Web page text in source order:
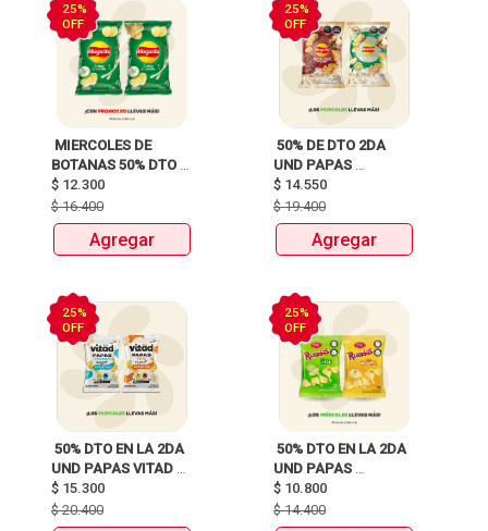
25%
OFF
MIERCOLES DE
BOTANAS 50% DTO
$ 12.300
$16.400
Agregar
25%
OFF
50% DE DTO 2DA
UND PAPAS
MARGARITA RECETA
CLASICA X150G Y
120G
$ 14.550
$19.400
Agregar
25%
OFF
50% DTO EN LA 2DA
UND PAPAS VITAD
110G
$ 15.300
$20.400
25%
OFF
50% DTO EN LA 2DA
UND PAPAS
$ 10.800
$14.400